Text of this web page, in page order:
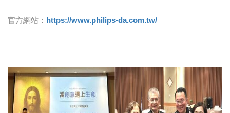
官方網站： https://www.philips-da.com.tw/